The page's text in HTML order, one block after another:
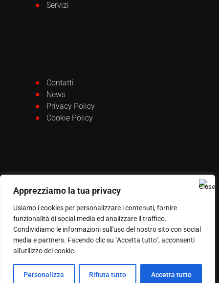
Apprezziamo la tua privacy
Usiamo i cookies per personalizzare i contenuti, fornire
funzionalità di social media ed analizzare il traffico.
Condividiamo le informazioni sull'uso del nostro sito con social
media e partners. Facendo clic su "Accetta tutto", acconsenti
all'utilizzo dei cookie.
Personalizza Rifiuta tutto Accetta tutto
Servizi
Contatti
News
Privacy Policy
Cookie Policy
© Copyright 2025 | Automazione Sud All Right